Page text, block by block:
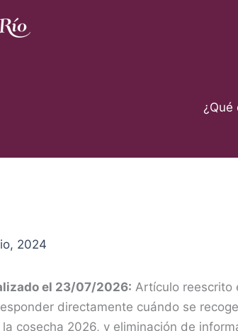
¿Qué
2024
el 23/07/2026: Artículo reescrito
directamente cuándo se
la cosecha 2026, y eliminación de